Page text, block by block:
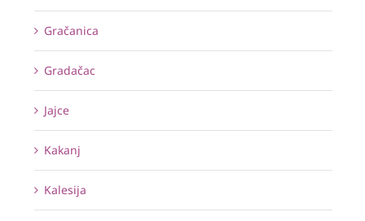
Gračanica
Gradačac
Jajce
Kakanj
Kalesija